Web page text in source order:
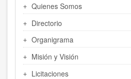
Quienes Somos
Directorio
Organigrama
Misión y Visión
Licitaciones